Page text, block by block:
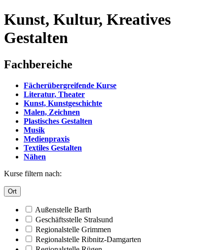
Kunst, Kultur, Kreatives
Gestalten
Fachbereiche
Fächerübergreifende Kurse
Literatur, Theater
Kunst, Kunstgeschichte
Malen, Zeichnen
Plastisches Gestalten
Musik
Medienpraxis
Textiles Gestalten
Nähen
Kurse filtern nach:
Ort
Außenstelle Barth
Geschäftsstelle Stralsund
Regionalstelle Grimmen
Regionalstelle Ribnitz-Damgarten